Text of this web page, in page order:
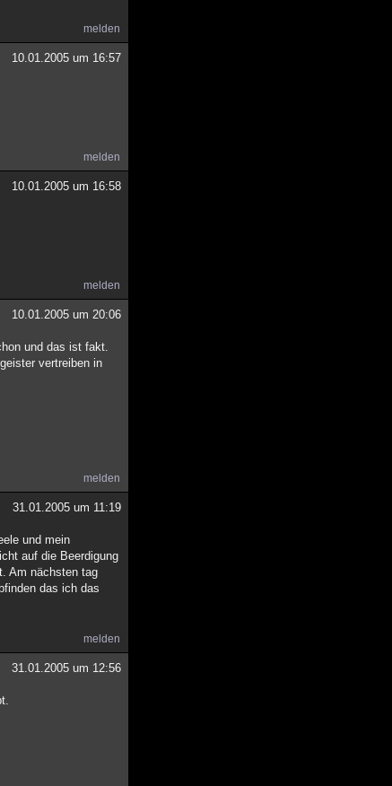
melden
10.01.2005 um 16:57
melden
10.01.2005 um 16:58
melden
10.01.2005 um 20:06
und das ist fakt.
vertreiben in
melden
31.01.2005 um 11:19
und mein
auf die Beerdigung
Am nächsten tag
das ich das
melden
31.01.2005 um 12:56